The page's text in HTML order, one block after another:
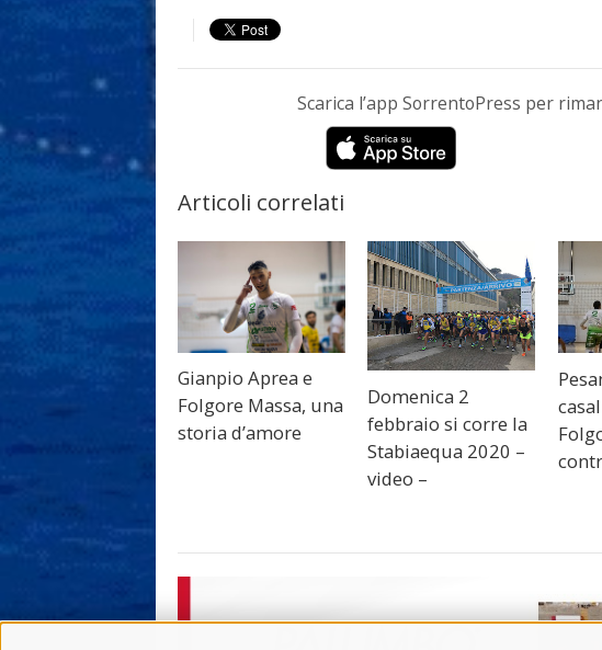
Scarica l’app SorrentoPress per
Articoli correlati
Gianpio Aprea e
Folgore Massa, una
storia d’amore
Domenica 2
febbraio si corre la
Stabiaequa 2020 –
video –